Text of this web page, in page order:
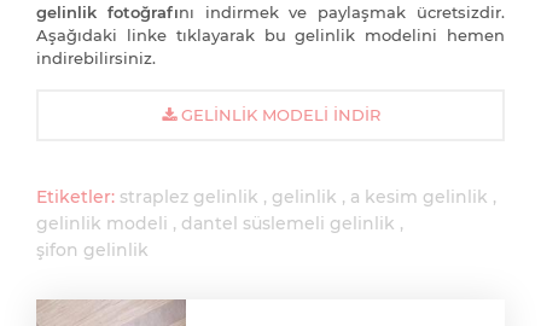
gelinlik fotoğrafını indirmek ve paylaşmak ücretsizdir.
Aşağıdaki linke tıklayarak bu gelinlik modelini hemen
indirebilirsiniz.
GELINLIK MODELI İNDIR
Etiketler: straplez gelinlik gelinlik
a kesim gelinlik
gelinlik modeli
dantel süslemeli gelinlik
şifon gelinlik